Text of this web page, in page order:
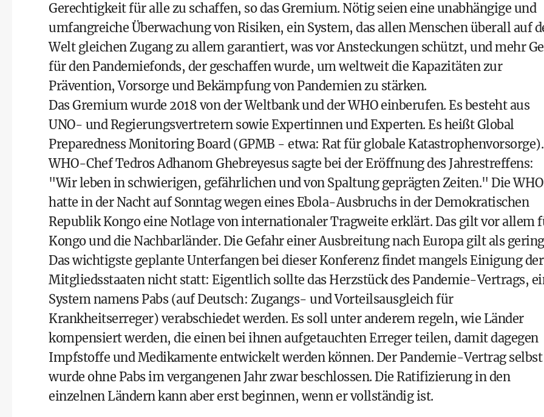
Gerechtigkeit für alle zu schaffen, so das Gremium. Nötig seien eine unabhängige und
umfangreiche Überwachung von Risiken, ein System, das allen Menschen überall auf
Welt gleichen Zugang zu allem garantiert, was vor Ansteckungen schützt, und mehr
für den Pandemiefonds, der geschaffen wurde, um weltweit die Kapazitäten zur
Prävention, Vorsorge und Bekämpfung von Pandemien zu stärken.
Das Gremium wurde 2018 von der Weltbank und der WHO einberufen. Es besteht aus
UNO- und Regierungsvertretern sowie Expertinnen und Experten. Es heißt Global
Preparedness Monitoring Board (GPMB - etwa: Rat für globale Katastrophenvorsorge).
WHO-Chef Tedros Adhanom Ghebreyesus sagte bei der Eröffnung des Jahrestreffens:
"Wir leben in schwierigen, gefährlichen und von Spaltung geprägten Zeiten." Die WHO
hatte in der Nacht auf Sonntag wegen eines Ebola-Ausbruchs in der Demokratischen
Republik Kongo eine Notlage von internationaler Tragweite erklärt. Das gilt vor allem
Kongo und die Nachbarländer. Die Gefahr einer Ausbreitung nach Europa gilt als
Das wichtigste geplante Unterfangen bei dieser Konferenz findet mangels Einigung der
Mitgliedsstaaten nicht statt: Eigentlich sollte das Herzstück des Pandemie-Vertrags,
System namens Pabs (auf Deutsch: Zugangs- und Vorteilsausgleich für
Krankheitserreger) verabschiedet werden. Es soll unter anderem regeln, wie Länder
kompensiert werden, die einen bei ihnen aufgetauchten Erreger teilen, damit dagegen
Impfstoffe und Medikamente entwickelt werden können. Der Pandemie-Vertrag selbst
wurde ohne Pabs im vergangenen Jahr zwar beschlossen. Die Ratifizierung in den
einzelnen Ländern kann aber erst beginnen, wenn er vollständig ist.